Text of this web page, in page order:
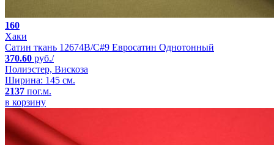
160
Хаки
Сатин ткань 12674B/C#9 Евросатин Однотонный
370.60 руб./
Полиэстер, Вискоза
Ширина: 145 см.
2137 пог.м.
в корзину